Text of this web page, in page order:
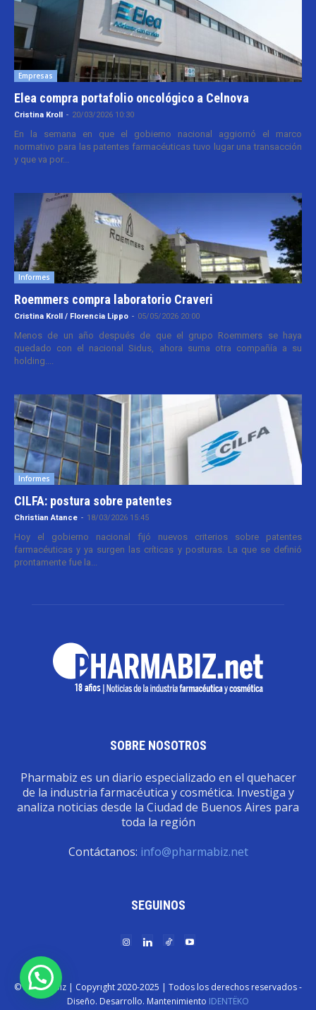
Empresas
Elea compra portafolio oncológico a Celnova
Cristina Kroll - 20/03/2026 10:30
En la semana en que el gobierno nacional aggiornó el marco
normativo para las patentes farmacéuticas tuvo lugar una transacción
y que va por...
Informes
Roemmers compra laboratorio Craveri
Cristina Kroll / Florencia Lippo - 05/05/2026 20:00
Menos de un año después de que el grupo Roemmers se haya
quedado con el nacional Sidus, ahora suma otra compañía a su
holding....
Informes
CILFA: postura sobre patentes
Christian Atance - 18/03/2026 15:45
Hoy el gobierno nacional fijó nuevos criterios sobre patentes
farmacéuticas y ya surgen las críticas y posturas. La que se definió
prontamente fue la...
SOBRE NOSOTROS
Pharmabiz es un diario especializado en el quehacer
de la industria farmacéutica y cosmética. Investiga y
analiza noticias desde la Ciudad de Buenos Aires para
toda la región
Contáctanos: info@pharmabiz.net
SEGUINOS
© Pharmabiz | Copyrıght 2020-2025 | Todos los derechos reservados -
Diseño. Desarrollo. Mantenimiento IDENTËKO